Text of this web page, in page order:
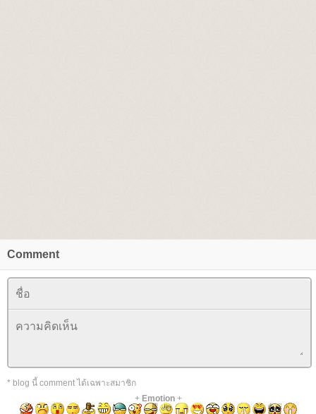
Comment
* blog นี้ comment ได้เฉพาะสมาชิก
+ Emotion+